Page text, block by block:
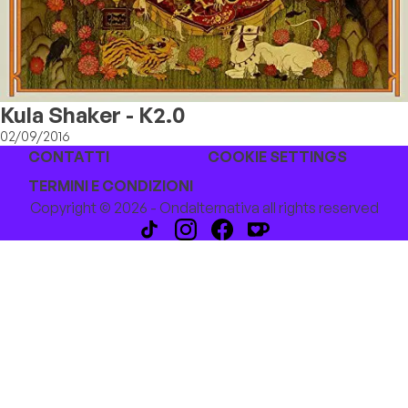
Kula Shaker - K2.0
02/09/2016
CONTATTI
COOKIE SETTINGS
TERMINI E CONDIZIONI
Copyright © 2026 - Ondalternativa all rights reserved